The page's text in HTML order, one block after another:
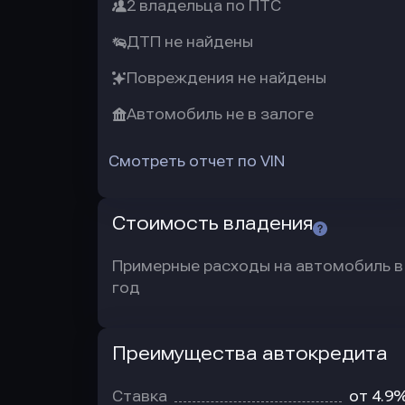
2 владельца по ПТС
ДТП не найдены
Повреждения не найдены
Автомобиль не в залоге
Смотреть отчет по VIN
Стоимость владения
Примерные расходы на автомобиль в
год
Преимущества автокредита
Ставка от